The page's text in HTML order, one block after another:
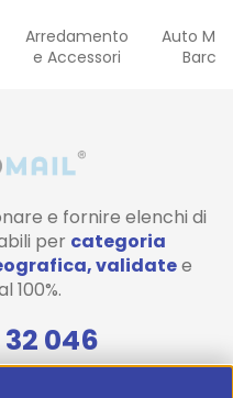
Arredamento
e Accessori
Auto
e fornire elenchi di
per categoria
validatee
100%.
046